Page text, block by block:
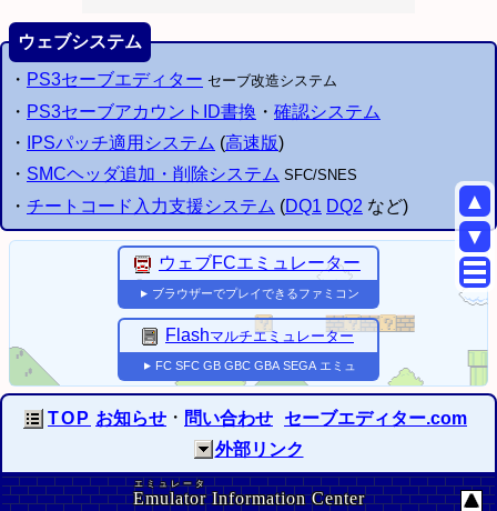
ウェブシステム
・ PS3セーブエディター セーブ改造システム
・ PS3セーブアカウントID書換 ・ 確認システム
・
IPSパッチ適用システム (高速版)
・ SMCヘッダ追加・削除システム SFC/SNES
・ チートコード入力支援システム (DQ1 DQ2 など)
ウェブFCエミュレーター
▼ ブラウザーでプレイできるファミコン
Flashマルチエミュレーター
▼ FC SFC GB GBC GBA SEGA エミュ
TOP お知らせ ・ 問い合わせ
セーブエディター.com
外部リンク
Emulator
エミュレータ
Information Center
▲
▼